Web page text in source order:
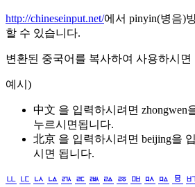
http://chineseinput.net/에서 pinyin(병음)
할 수 있습니다.
변환된 중국어를 복사하여 사용하시면
예시)
中文 을 입력하시려면 zhongwen
누르시면됩니다.
北京 을 입력하시려면 beijing을
시면 됩니다.
ㅥ ㅦ ㅧ ㅨ ㅩ ㅪ ㅫ ㅬ ㅭ ㅮ ㅯ ㅰ ㅱ ㅲ